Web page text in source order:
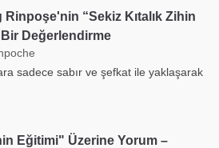
“Sekiz Kıtalık Zihin
Değerlendirme
sadece sabır ve şefkat ile yaklaşarak
Eğitimi" Üzerine Yorum –